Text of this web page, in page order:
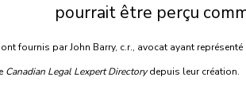
pourrait être perçu
fournis par John Barry, c.r., avocat ayant
Canadian Legal Lexpert Directorydepuis leur création.